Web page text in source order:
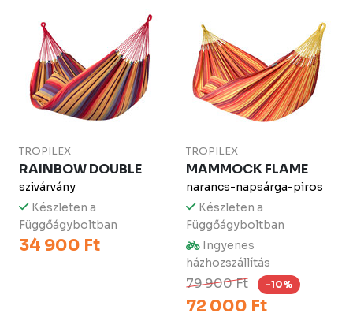
TROPILEX
RAINBOW DOUBLE
szivárvány
Készleten a
Függőágyboltban
34 900 Ft
TROPILEX
MAMMOCK FLAME
narancs-napsárga-piros
Készleten a
Függőágyboltban
Ingyenes
házhozszállítás
79 900 Ft -10%
72 000 Ft